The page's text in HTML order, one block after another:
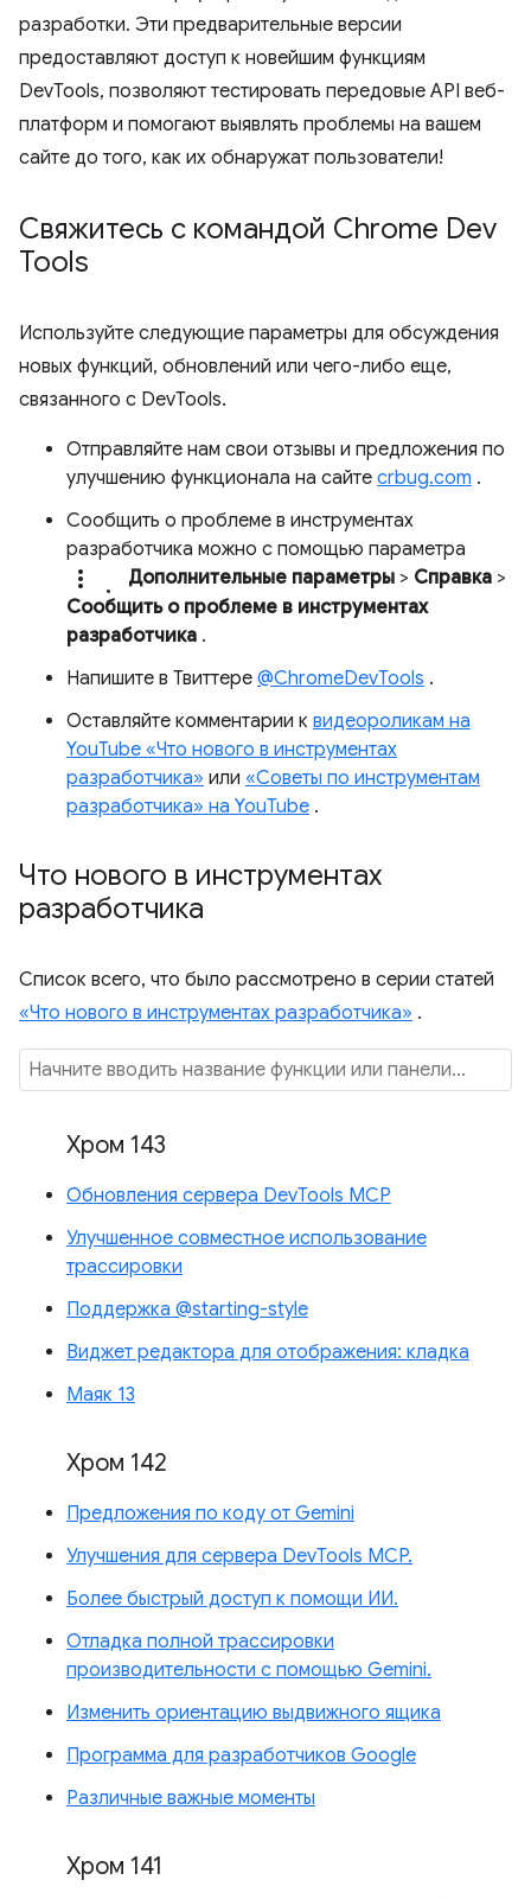
разработки. Эти предварительные версии
предоставляют доступ к новейшим функциям
DevTools, позволяют тестировать передовые API веб-
платформ и помогают выявлять проблемы на вашем
сайте до того, как их обнаружат пользователи!
Свяжитесь с командой Chrome Dev
Tools
Используйте следующие параметры для обсуждения
новых функций, обновлений или чего-либо еще,
связанного с DevTools.
Отправляйте нам свои отзывы и предложения по
улучшению функционала на сайте crbug.com .
Сообщить о проблеме в инструментах
разработчика можно с помощью параметра
more_vert. Дополнительные параметры > Справка >
Сообщить о проблеме в инструментах
разработчика .
Напишите в Твиттере @ChromeDevTools .
Оставляйте комментарии к видеороликам на
YouTube «Что нового в инструментах
разработчика» или «Советы по инструментам
разработчика» на YouTube .
Что нового в инструментах
разработчика
Список всего, что было рассмотрено в серии статей
«Что нового в инструментах разработчика» .
Хром 143
Обновления сервера DevTools MCP
Улучшенное совместное использование
трассировки
Поддержка @starting-style
Виджет редактора для отображения: кладка
Маяк 13
Хром 142
Предложения по коду от Gemini
Улучшения для сервера DevTools MCP.
Более быстрый доступ к помощи ИИ.
Отладка полной трассировки
производительности с помощью Gemini.
Изменить ориентацию выдвижного ящика
Программа для разработчиков Google
Различные важные моменты
Хром 141